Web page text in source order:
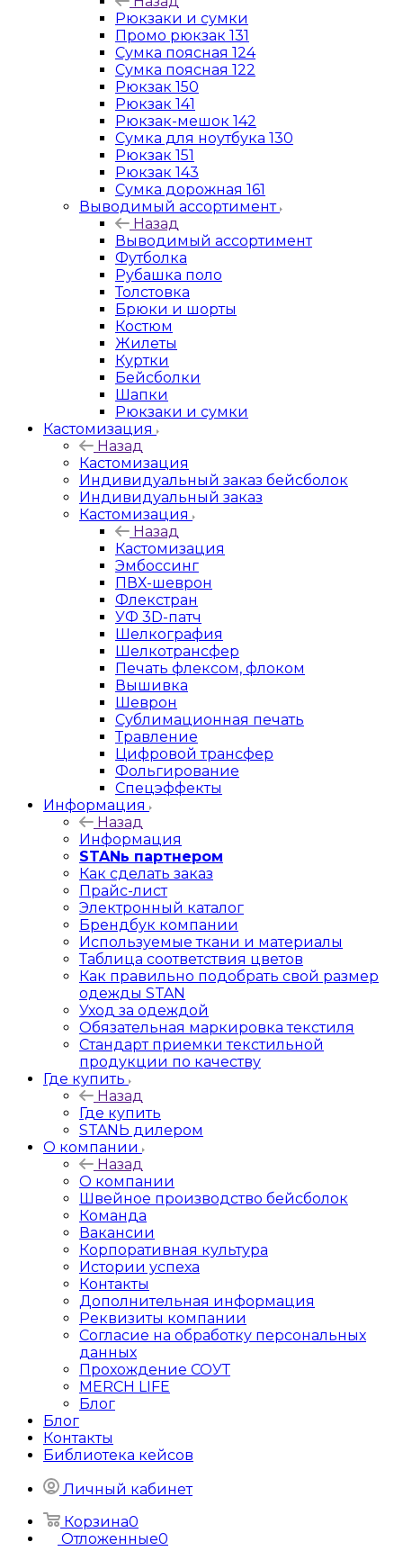
Рюкзаки и сумки
Промо рюкзак 131
Сумка поясная 124
Сумка поясная 122
Рюкзак 150
Рюкзак 141
Рюкзак-мешок 142
Сумка для ноутбука 130
Рюкзак 151
Рюкзак 143
Сумка дорожная 161
Выводимый ассортимент
Назад
Выводимый ассортимент
Футболка
Рубашка поло
Толстовка
Брюки и шорты
Костюм
Жилеты
Куртки
Бейсболки
Шапки
Рюкзаки и сумки
Кастомизация
Назад
Кастомизация
Индивидуальный заказ бейсболок
Индивидуальный заказ
Кастомизация
Назад
Кастомизация
Эмбоссинг
ПВХ-шеврон
Флекстран
УФ 3D-патч
Шелкография
Шелкотрансфер
Печать флексом, флоком
Вышивка
Шеврон
Сублимационная печать
Травление
Цифровой трансфер
Фольгирование
Спецэффекты
Информация
Назад
Информация
STANь партнером
Как сделать заказ
Прайс-лист
Электронный каталог
Брендбук компании
Используемые ткани и материалы
Таблица соответствия цветов
Как правильно подобрать свой размер
одежды STAN
Уход за одеждой
Обязательная маркировка текстиля
Стандарт приемки текстильной
продукции по качеству
Где купить
Назад
Где купить
STANЬ дилером
О компании
Назад
О компании
Швейное производство бейсболок
Команда
Вакансии
Корпоративная культура
Истории успеха
Контакты
Дополнительная информация
Реквизиты компании
Согласие на обработку персональных
данных
Прохождение СОУТ
MERCH LIFE
Блог
Блог
Контакты
Библиотека кейсов
Личный кабинет
Корзина0
Отложенные0